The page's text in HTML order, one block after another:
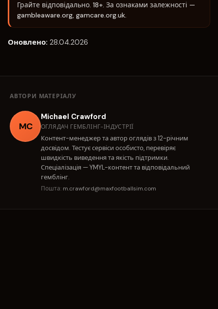
Грайте відповідально. 18+. За ознаками залежності —
gambleaware.org, gamcare.org.uk.
Оновлено: 28.04.2026
АВТОРИ МАТЕРІАЛУ
MC
Michael Crawford
ОГЛЯДАЧ ГЕМБЛІНГ-ІНДУСТРІЇ
Контент-менеджер та автор оглядів з 12-річним
досвідом. Тестує сервіси особисто, перевіряє
швидкість виведення та якість підтримки.
Спеціалізація — YMYL-контент та відповідальний
гемблінг.
Пошта: m.crawford@maxfootballsim.com